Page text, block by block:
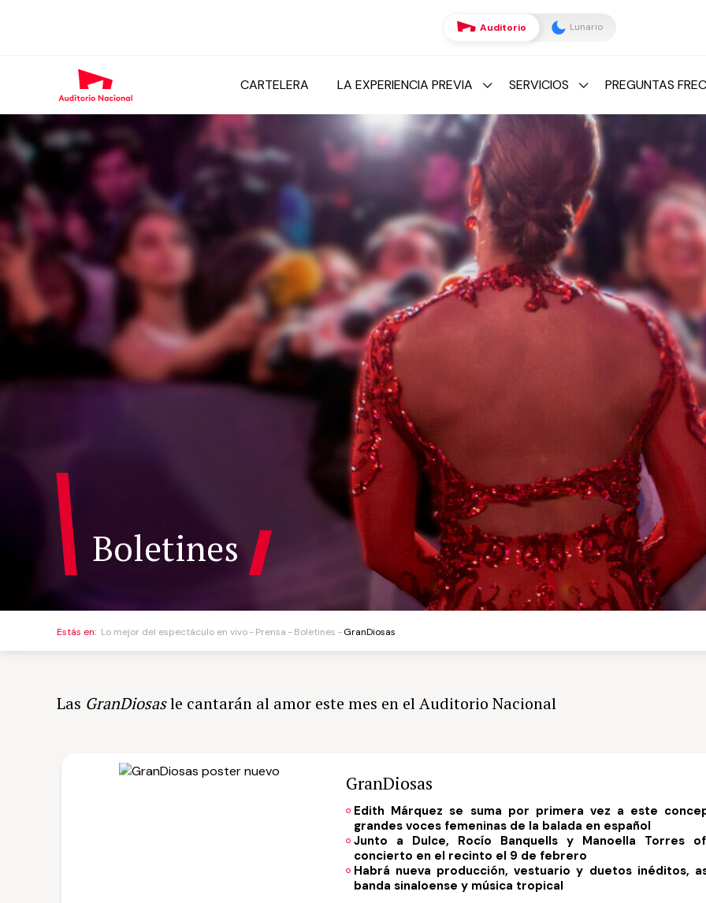
Auditorio Lunario
CARTELERA LA EXPERIENCIA PREVIA SERVICIOS PREGUNTAS
Boletines
Estás en: Lo mejor del espectáculo en vivo Prensa Boletines GranDiosas
Las GranDiosasle cantarán al amor este mes en el Auditorio Nacional
GranDiosas
Edith Márquez se suma por primera vez a este
grandes voces femeninas de la balada en español
Junto a Dulce, Rocío Banquells y Manoella Torres
concierto en el recinto el 9 de febrero
Habrá nueva producción, vestuario y duetos inéditos,
banda sinaloense y música tropical